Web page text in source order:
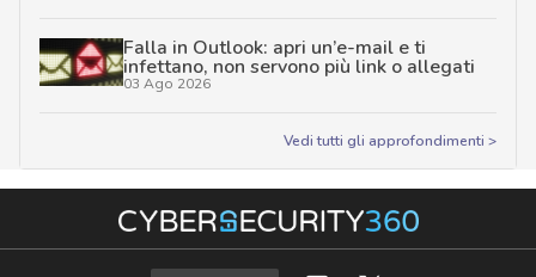
Falla in Outlook: apri un’e-mail e ti
infettano, non servono più link o allegati
03 Ago 2026
Vedi tutti gli approfondimenti >